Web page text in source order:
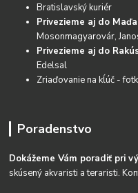
Bratislavský kuriér
Privezieme aj do
Mosonmagyarovár,
Privezieme aj do
Edelsal
Zriaďovanie na kĺúč -
Poradenstvo
Dokážeme Vám poradiť pri
skúsený akvaristi a teraristi.